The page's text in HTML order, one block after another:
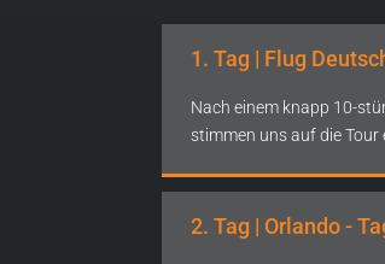
1. Tag | Flug
Nach einem knapp 10-
stimmen uns auf die Tour
2. Tag | Orlando -